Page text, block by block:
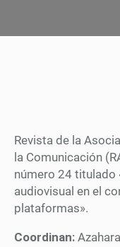
Revista de la
la Comunicación
número 24 titulado
audiovisual en el
plataformas».
Coordinan: